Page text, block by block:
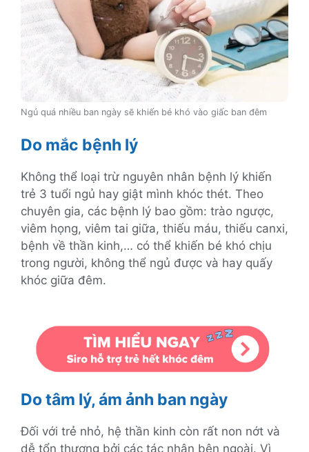
Ngủ quá nhiều ban ngày sẽ khiến bé khó vào giấc ban đêm
Do mắc bệnh lý
Không thể loại trừ nguyên nhân bệnh lý khiến
trẻ 3 tuổi ngủ hay giật mình khóc thét. Theo
chuyên gia, các bệnh lý bao gồm: trào ngược,
viêm họng, viêm tai giữa, thiếu máu, thiếu canxi,
bệnh về thần kinh,… có thể khiến bé khó chịu
trong người, không thể ngủ được và hay quấy
khóc giữa đêm.
Do tâm lý, ám ảnh ban ngày
Đối với trẻ nhỏ, hệ thần kinh còn rất non nớt và
dễ tổn thương bởi các tác nhân bên ngoài. Vì